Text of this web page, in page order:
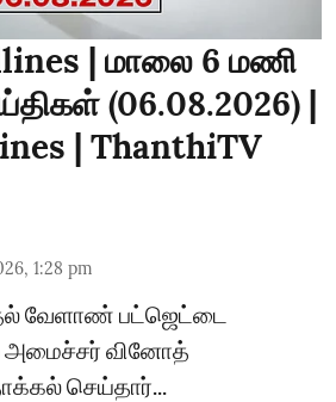
| மாலை 6 மணி
(06.08.2026) |
| ThanthiTV
1:28 pm
வேளாண் பட்ஜெட்டை
வினோத்
செய்தார்...